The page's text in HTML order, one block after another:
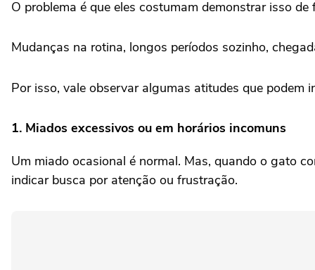
O problema é que eles costumam demonstrar isso
Mudanças na rotina, longos períodos sozinho,
Por isso, vale observar algumas atitudes que podem
1. Miados excessivos ou em horários incomuns
Um miado ocasional é normal. Mas, quando o gato
indicar busca por atenção ou frustração.